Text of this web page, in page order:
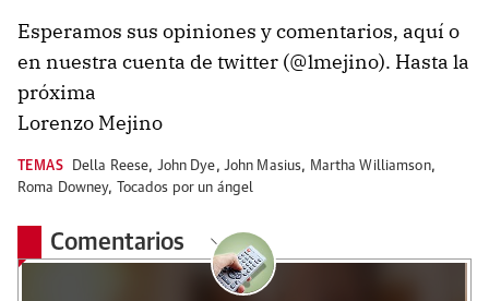
Esperamos sus opiniones y comentarios, aquí o
en nuestra cuenta de twitter (@lmejino). Hasta la
próxima
Lorenzo Mejino
TEMAS Della Reese, John Dye, John Masius, Martha Williamson,
Roma Downey, Tocados por un ángel
Comentarios